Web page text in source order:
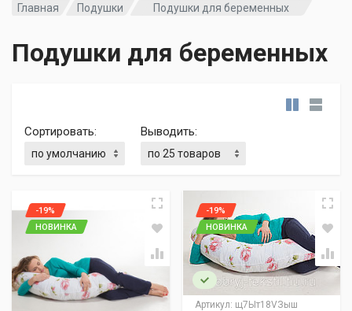
Главная Подушки Подушки для беременных
Подушки для беременных
Сортировать: Выводить:
-19%
НОВИНКА
Артикул: щ7Ыт18VЗыш
-19%
НОВИНКА